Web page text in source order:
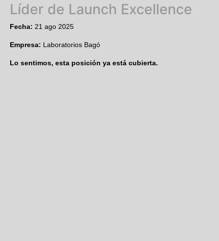
Líder de Launch Excellence
Fecha: 21 ago 2025
Empresa: Laboratorios Bagó
Lo sentimos, esta posición ya está cubierta.